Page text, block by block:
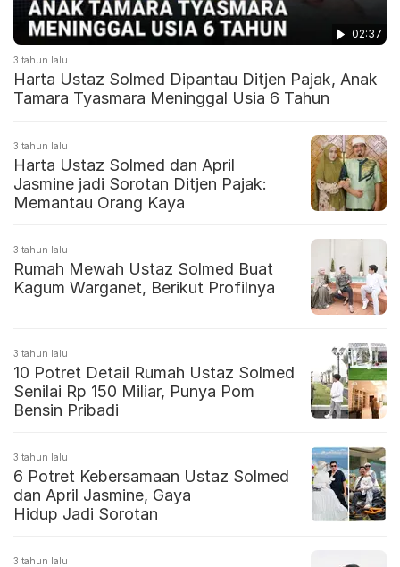
02:37
3 tahun lalu
Harta Ustaz Solmed Dipantau Ditjen Pajak, Anak
Tamara Tyasmara Meninggal Usia 6 Tahun
3 tahun lalu
Harta Ustaz Solmed dan April
Jasmine jadi Sorotan Ditjen Pajak:
Memantau Orang Kaya
3 tahun lalu
Rumah Mewah Ustaz Solmed Buat
Kagum Warganet, Berikut Profilnya
3 tahun lalu
10 Potret Detail Rumah Ustaz Solmed
Senilai Rp 150 Miliar, Punya Pom
Bensin Pribadi
3 tahun lalu
6 Potret Kebersamaan Ustaz Solmed
dan April Jasmine, Gaya
Hidup Jadi Sorotan
3 tahun lalu